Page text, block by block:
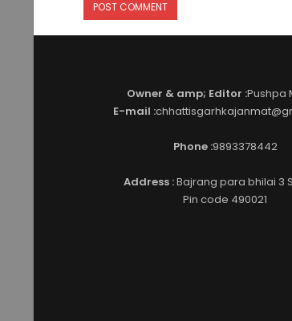
Owner & amp; Editor :Pushpa
E-mail :
Phone :9893378442
Address :Bajrang para bhilai 3
Pin code 490021